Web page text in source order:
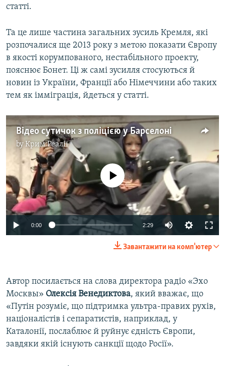
статті.
Та це лише частина загальних зусиль Кремля, які
розпочалися ще 2013 року з метою показати Європу
в якості корумпованого, нестабільного проекту,
пояснює Бонет. Ці ж самі зусилля стосуються й
новин із України, Франції або Німеччини або таких
тем як імміграція, йдеться у статті.
Відео сутичок з поліцією у Барселоні
byКрим.Реалії
No media source currently available
0:00 2:29
Завантажити на комп'ютер
Автор посилається на слова директора радіо «Эхо
Москвы» Олексія Венедиктова, який вважає, що
«Путін розуміє, що підтримка ультра-правих рухів,
націоналістів і сепаратистів, наприклад, у
Каталонії, послаблює й руйнує єдність Європи,
завдяки якій існують санкції щодо Росії».